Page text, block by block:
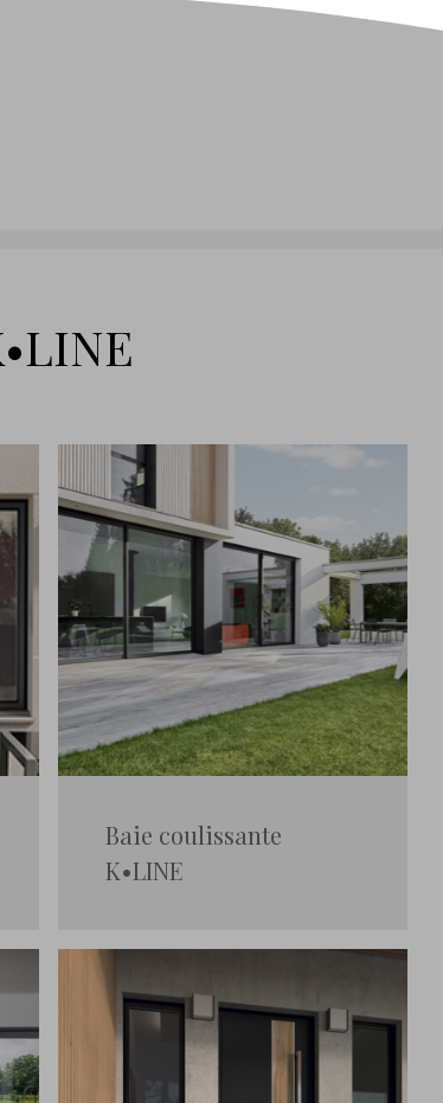
Baie coulissante
K•LINE